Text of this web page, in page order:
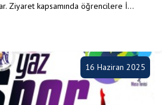
Ziyaret kapsamında öğrencilere İ...
16 Haziran 2025